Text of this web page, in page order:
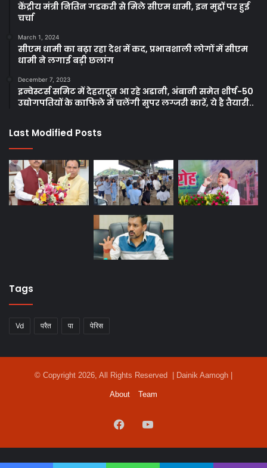
केंद्रीय मंत्री नितिन गडकरी से मिले सीएम धामी, इन मुद्दों पर हुई
चर्चा
March 1, 2024
सीएम धामी का बढ़ा रहा देश में कद, प्रभावशाली लोगों में सीएम
धामी ने लगाई बड़ी छलांग
December 7, 2023
इन्वेस्टर्स समिट में देहरादून आ रहे अडानी, अंबानी समेत शीर्ष-50
उद्योगपतियों के काफिले में चलेंगी सुपर लग्जरी कारें, ये है तैयारी..
Last Modified Posts
Tags
Vd परैत पा पेरिस
© Copyright 2026, All Rights Reserved | Dainik Aamogh |
About Team
Facebook